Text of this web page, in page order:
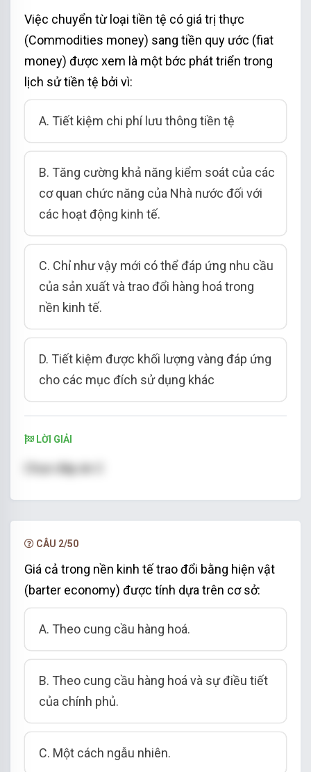
Việc chuyển từ loại tiền tệ có giá trị thực
(Commodities money) sang tiền quy ước (fiat
money) được xem là một bớc phát triển trong
lịch sử tiền tệ bởi vì:
A. Tiết kiệm chi phí lưu thông tiền tệ
B. Tăng cường khả năng kiểm soát của các
cơ quan chức năng của Nhà nước đối với
các hoạt động kinh tế.
C. Chỉ như vậy mới có thể đáp ứng nhu cầu
của sản xuất và trao đổi hàng hoá trong
nền kinh tế.
D. Tiết kiệm được khối lượng vàng đáp ứng
cho các mục đích sử dụng khác
LỜI GIẢI
Chọn đáp án C
CÂU 2/50
Giá cả trong nền kinh tế trao đổi bằng hiện vật
(barter economy) được tính dựa trên cơ sở:
A. Theo cung cầu hàng hoá.
B. Theo cung cầu hàng hoá và sự điều tiết
của chính phủ.
C. Một cách ngẫu nhiên.